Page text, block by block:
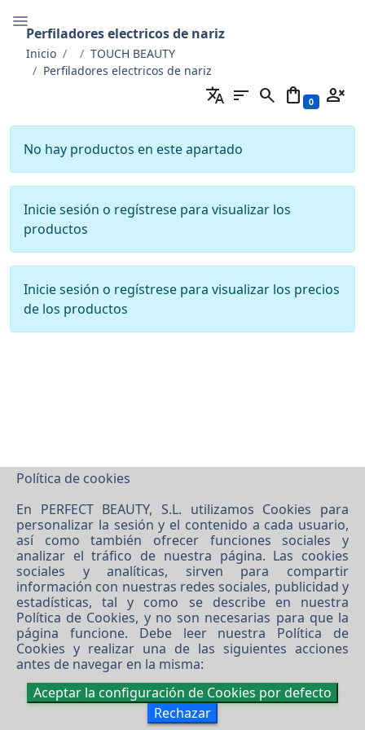
Perfiladores electricos de nariz
Inicio
TOUCH BEAUTY
Perfiladores electricos de nariz
translate sort search shopping_bag 0 person_cancel
No hay productos en este apartado
Inicie sesión o regístrese para visualizar los
productos
Inicie sesión o regístrese para visualizar los precios
de los productos
©2026 PERFECT BEAUTY, S.L.
Software XgestEvo
Política de cookies
En PERFECT BEAUTY, S.L. utilizamos Cookies para
personalizar la sesión y el contenido a cada usuario,
así como también ofrecer funciones sociales y
analizar el tráfico de nuestra página. Las cookies
sociales y analíticas, sirven para compartir
información con nuestras redes sociales, publicidad y
estadísticas, tal y como se describe en nuestra
Política de Cookies, y no son necesarias para que la
página funcione. Debe leer nuestra Política de
Cookies y realizar una de las siguientes acciones
antes de navegar en la misma:
Aceptar la configuración de Cookies por defecto
Rechazar